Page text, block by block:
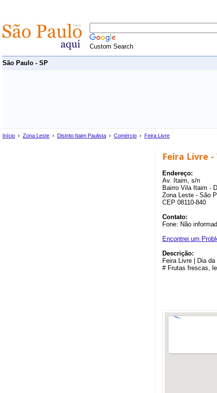
Custom Search
São Paulo - SP
Início › Zona Leste › Distrito Itaim Paulista › Comércio › Feira Livre
Feira Livre
Endereço:
Av. Itaim, s/n
Bairro Vila Itaim -
Zona Leste - São
CEP 08110-840
Contato:
Fone: Não
Encontrei um
Descrição:
Feira Livre | Dia
# Frutas frescas,